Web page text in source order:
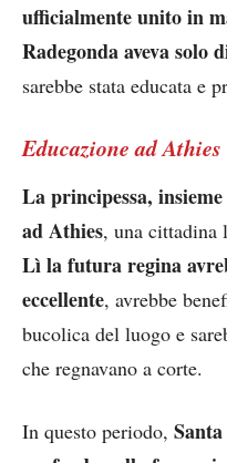
ufficialmente unito in
Radegonda aveva solo
sarebbe stata educata e
Educazione ad Athies
La principessa,
ad Athies, una cittadina
Lì la futura regina
eccellente, avrebbe
bucolica del luogo e
che regnavano a corte.
In questo periodo,